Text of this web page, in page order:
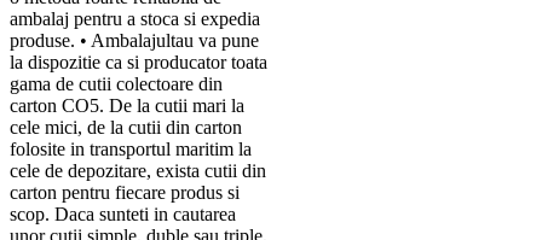
ambalaj pentru a stoca si expedia
produse. • Ambalajultau va pune
la dispozitie ca si producator toata
gama de cutii colectoare din
carton CO5. De la cutii mari la
cele mici, de la cutii din carton
folosite in transportul maritim la
cele de depozitare, exista cutii din
carton pentru fiecare produs si
scop. Daca sunteti in cautarea
unor cutii simple, duble sau triple,